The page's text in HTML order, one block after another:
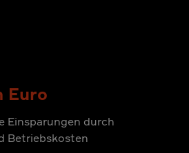
Euro
Einsparungen durch
Betriebskosten